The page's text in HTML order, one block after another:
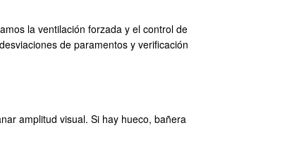
la ventilación forzada y el control de
de paramentos y verificación
amplitud visual. Si hay hueco, bañera